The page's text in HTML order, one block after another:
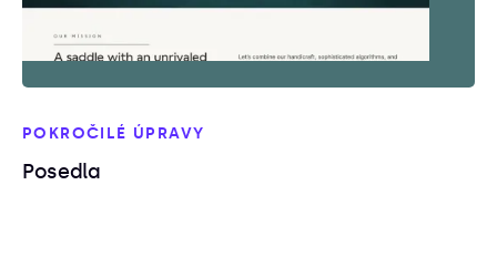
POKROČILÉ ÚPRAVY
Posedla